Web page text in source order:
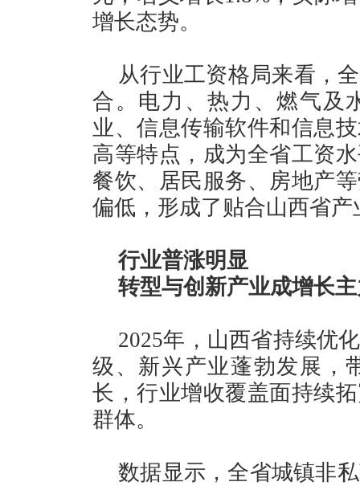
增长态势。
从行业工资格局来看，
合。电力、热力、燃气及
业、信息传输软件和信息
高等特点，成为全省工资
餐饮、居民服务、房地产
偏低，形成了贴合山西省
行业普涨明显
转型与创新产业成增长
2025年，山西省持续优
级、新兴产业蓬勃发展，
长，行业增收覆盖面持续
群体。
数据显示，全省城镇非